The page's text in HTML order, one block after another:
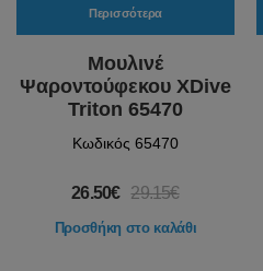
Περισσότερα
Μουλινέ
Ψαροντούφεκου XDive
Triton 65470
Κωδικός 65470
26.50€ 29.15€
Προσθήκη στο καλάθι